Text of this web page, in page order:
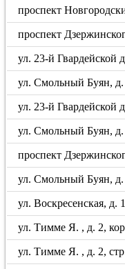
проспект
проспект
ул. 23-й Гвардейской
ул. Смольный Буян, д.
ул. 23-й Гвардейской
ул. Смольный Буян, д.
проспект
ул. Смольный Буян, д.
ул. Воскресенская, д.
ул. Тимме Я. , д. 2,
ул. Тимме Я. , д. 2,